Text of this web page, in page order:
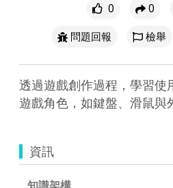
0 0
問題回報
檢舉
透過遊戲創作過程，學習使
遊戲角色，如鍵盤、滑鼠與
資訊